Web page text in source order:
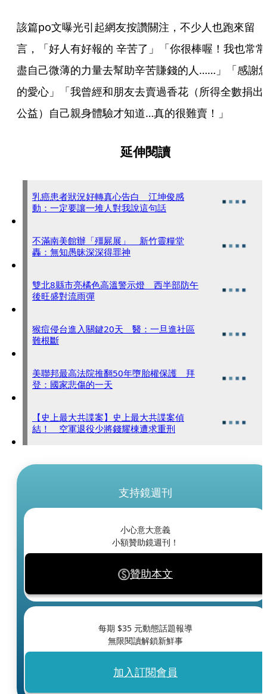
該篇po文曝光引起網友按讚關注，不少人也跑來留
言，「好人有好報的 辛苦了」「你很棒喔！我也常常
盡自己微薄的力量去幫助辛苦賺錢的人……」「感謝
的愛心」「我曾經和朋友去賣過香花（所得全數捐出
公益）自己親身體驗才知道…真的很難賣！」
延伸閱讀
乳癌患者狀況好轉真心告白 江坤俊感
動：一定要讓一堆人對我說這句話
不滿南美館辦「殭屍展」 新竹靈糧堂
轟：無知愚昧深深得罪神
雙北8縣市亮橘色高溫警示燈 西半部防午
後旺盛對流雨彈
猴痘侵台進入關鍵20天 醫：一旦進社區
難根斷
美聯邦最高法院推翻50年墮胎權保護 拜
登：國家悲傷的一天
【史上最大共諜案】史上最大共諜案偵
結！ 空軍退役少將錢耀棟遭求重刑
支持鏡週刊
小心意大意義
小額贊助鏡週刊！
贊助本文
每期 $35 元動態話題報導
無限閱讀解鎖新鮮事
加入訂閱會員